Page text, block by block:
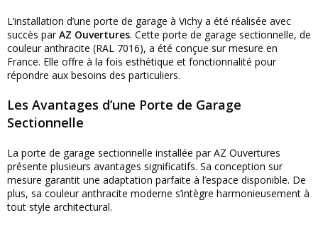
L’installation d’une porte de garage à Vichy a été réalisée avec
succès parAZ Ouvertures. Cette porte de garage sectionnelle, de
couleur anthracite (RAL 7016), a été conçue sur mesure en
France. Elle offre à la fois esthétique et fonctionnalité pour
répondre aux besoins des particuliers.
Les Avantages d’une Porte de Garage
Sectionnelle
La porte de garage sectionnelle installée par AZ Ouvertures
présente plusieurs avantages significatifs. Sa conception sur
mesure garantit une adaptation parfaite à l’espace disponible. De
plus, sa couleur anthracite moderne s’intègre harmonieusement à
tout style architectural.